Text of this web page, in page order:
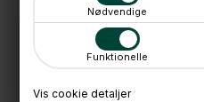
Nødvendige
Funktionelle
Vis cookie detaljer